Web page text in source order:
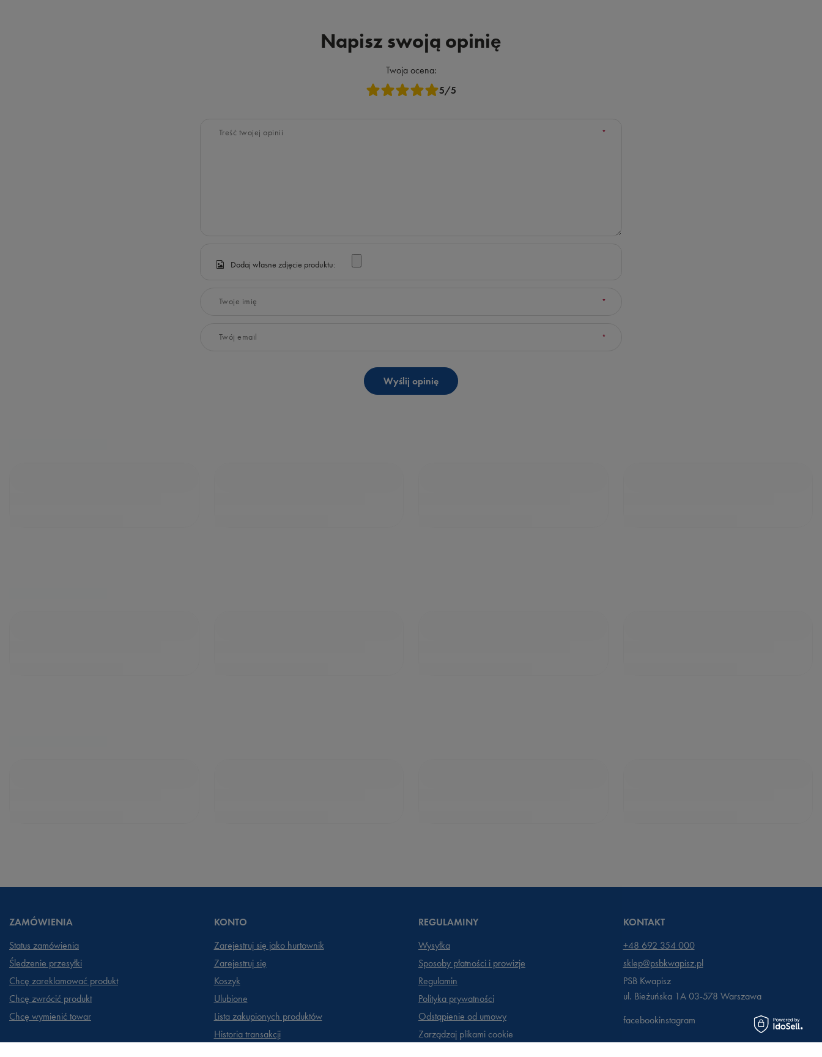
Napisz swoją opinię
Twoja ocena:
5/5
Treść twojej opinii
Dodaj własne zdjęcie produktu:
Twoje imię
Twój email
Wyślij opinię
ZAMÓWIENIA
Status zamówienia
Śledzenie przesyłki
Chcę zareklamować produkt
Chcę zwrócić produkt
Chcę wymienić towar
KONTO
Zarejestruj się jako hurtownik
Zarejestruj się
Koszyk
Ulubione
Lista zakupionych produktów
Historia transakcji
REGULAMINY
Wysyłka
Sposoby płatności i prowizje
Regulamin
Polityka prywatności
Odstąpienie od umowy
Zarządzaj plikami cookie
KONTAKT
+48 692 354 000
sklep@psbkwapisz.pl
PSB Kwapisz
ul. Bieżuńska 1A 03-578 Warszawa
facebookinstagram